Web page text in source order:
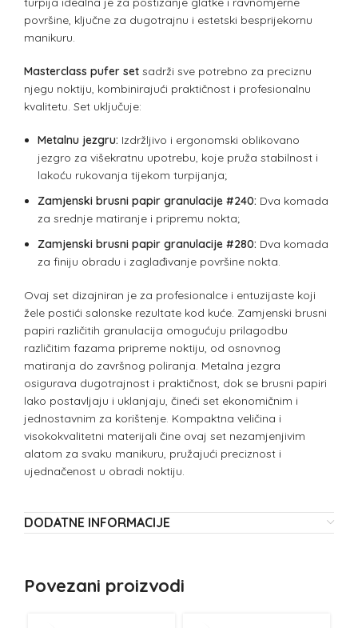
površine, ključne za dugotrajnu i estetski besprijekornu
manikuru.
Masterclass pufer set sadrži sve potrebno za preciznu
njegu noktiju, kombinirajući praktičnost i profesionalnu
kvalitetu. Set uključuje:
Metalnu jezgru: Izdržljivo i ergonomski oblikovano
jezgro za višekratnu upotrebu, koje pruža stabilnost i
lakoću rukovanja tijekom turpijanja;
Zamjenski brusni papir granulacije #240: Dva komada
za srednje matiranje i pripremu nokta;
Zamjenski brusni papir granulacije #280: Dva komada
za finiju obradu i zaglađivanje površine nokta.
Ovaj set dizajniran je za profesionalce i entuzijaste koji
žele postići salonske rezultate kod kuće. Zamjenski brusni
papiri različitih granulacija omogućuju prilagodbu
različitim fazama pripreme noktiju, od osnovnog
matiranja do završnog poliranja. Metalna jezgra
osigurava dugotrajnost i praktičnost, dok se brusni papiri
lako postavljaju i uklanjaju, čineći set ekonomičnim i
jednostavnim za korištenje. Kompaktna veličina i
visokokvalitetni materijali čine ovaj set nezamjenjivim
alatom za svaku manikuru, pružajući preciznost i
ujednačenost u obradi noktiju.
DODATNE INFORMACIJE
Povezani proizvodi